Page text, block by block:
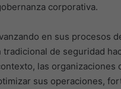
corporativa.
en sus procesos
de seguridad
las organizaciones
sus operaciones,